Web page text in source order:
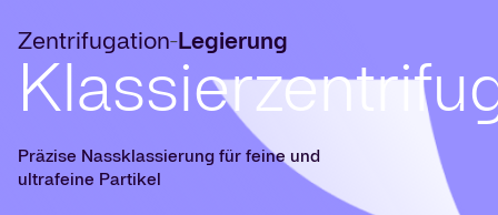
Zentrifugation-Legierung
Präzise Nassklassierung für feine und
ultrafeine Partikel